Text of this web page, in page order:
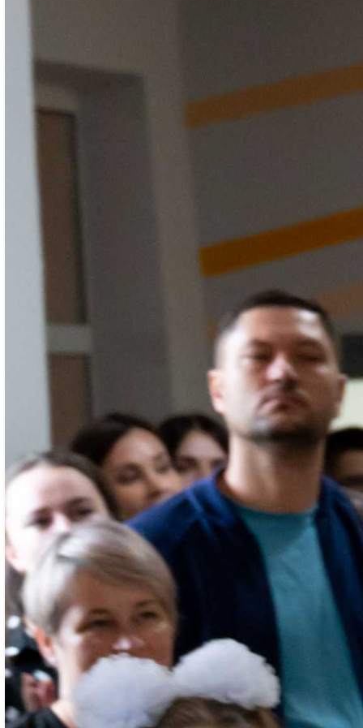
пестрыми букетами цветов девчонки и
линейки. Впереди их ждут новые открытия
и свершения. Самым волнительным и
подарок от Группы Магнезит яркий рюкзак,
светоотражающий брелок, а также набор
– Мне очень понравилась моя школа. Там
крутая библиотека с 4-мя телевизорами,
красивая столовая, которая похожа на
кафе, музей с интересными экспонатами.
Люблю учиться, уже умею читать, считать
и немного буквы пишу. Понравились
подарки, которые нам подарили.
Особенно рюкзак и футболка! Я тоже
мечтаю когда-нибудь отправиться в
плавание на корабле, как Магник
(мультгерой изображен на рисунках,
украшающих подарки – ред
рассказывает ученик 1 «А» класса школы
№ 13 Кирилл Малашенко.
– Я тоже уже умею читать, писать буквы,
считать. Очень ждала, когда пойду в
школу, готовилась. Буду всегда стараться
учиться на 4 и 5. И мне понравились
подарки, которые ждали нас в классе. Я,
как и Магник, люблю путешествовать, –